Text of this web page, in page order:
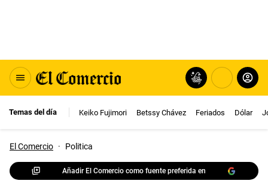
Temas del día Keiko Fujimori Betssy Chávez Feriados Dólar
El Comercio · Politica
Añadir El Comercio como fuente preferida en